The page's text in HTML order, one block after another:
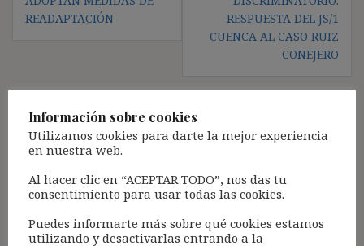
READAPTACIÓN
RESPUESTA DEL JS/1
CUENCA AL CASO RUIZ
CONEJERO
Deja una respuesta
Tu dirección de correo electrónico no será publicada.
campos obligatorios están marcados con*
Comentario*
Información sobre cookies
Utilizamos cookies para darte la mejor experiencia
en nuestra web.
Al hacer clic en “ACEPTAR TODO”, nos das tu
consentimiento para usar todas las cookies.
Puedes informarte más sobre qué cookies estamos
utilizando y desactivarlas entrando a la